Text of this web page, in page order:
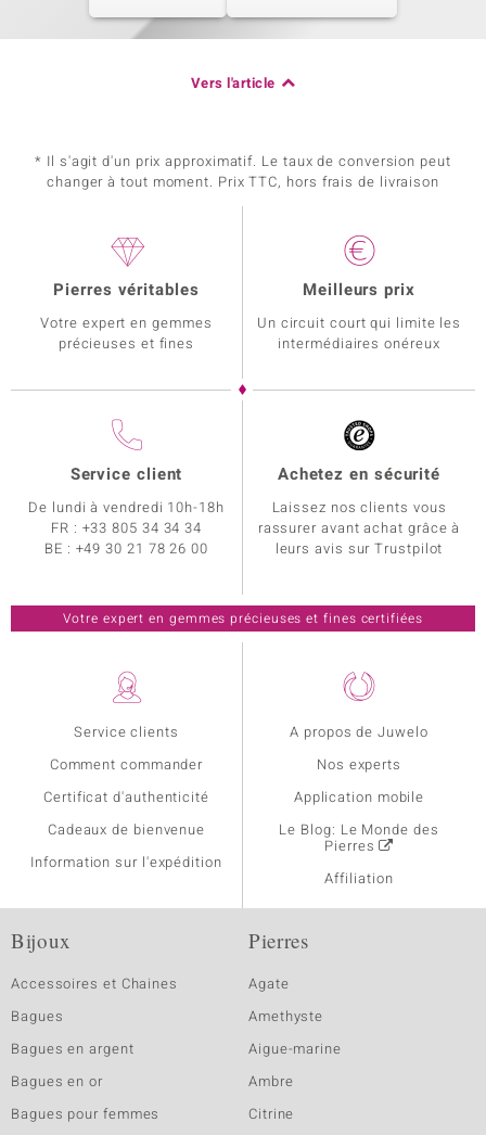
Vers l'article
* Il s'agit d'un prix approximatif. Le taux de conversion peut
changer à tout moment. Prix TTC, hors frais de livraison
Service clients
Comment commander
Certificat d'authenticité
Cadeaux de bienvenue
Information sur l'expédition
A propos de Juwelo
Nos experts
Application mobile
Le Blog: Le Monde des
Pierres
Affiliation
Pierres véritables
Votre expert en gemmes
précieuses et fines
Meilleurs prix
Un circuit court qui limite les
intermédiaires onéreux
Service client
De lundi à vendredi 10h-18h
FR : +33 805 34 34 34
BE : +49 30 21 78 26 00
Achetez en sécurité
Laissez nos clients vous
rassurer avant achat grâce à
leurs avis sur Trustpilot
Votre expert en gemmes précieuses et fines certifiées
Bijoux
Accessoires et Chaines
Bagues
Bagues en argent
Bagues en or
Bagues pour femmes
Pierres
Agate
Amethyste
Aigue-marine
Ambre
Citrine